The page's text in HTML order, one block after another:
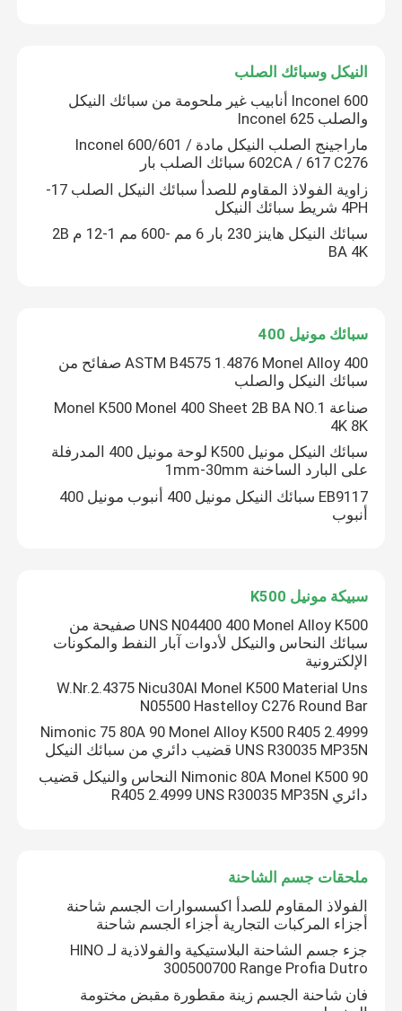
اترك رسالة
إرسال
النيكل وسبائك الصلب
Inconel 600 أنابيب غير ملحومة من سبائك النيكل
والصلب Inconel 625
ماراجينج الصلب النيكل مادة Inconel 600/601 /
602CA / 617 C276 سبائك الصلب بار
زاوية الفولاذ المقاوم للصدأ سبائك النيكل الصلب 17-
4PH شريط سبائك النيكل
سبائك النيكل هاينز 230 بار 6 مم -600 مم 1-12 م 2B
BA 4K
سبائك مونيل 400
ASTM B4575 1.4876 Monel Alloy 400 صفائح من
سبائك النيكل والصلب
صناعة Monel K500 Monel 400 Sheet 2B BA NO.1
4K 8K
سبائك النيكل مونيل K500 لوحة مونيل 400 المدرفلة
على البارد الساخنة 1mm-30mm
EB9117 سبائك النيكل مونيل 400 أنبوب مونيل 400
أنبوب
سبيكة مونيل K500
UNS N04400 400 Monel Alloy K500 صفيحة من
سبائك النحاس والنيكل لأدوات آبار النفط والمكونات
الإلكترونية
W.Nr.2.4375 Nicu30Al Monel K500 Material Uns
N05500 Hastelloy C276 Round Bar
Nimonic 75 80A 90 Monel Alloy K500 R405 2.4999
UNS R30035 MP35N قضيب دائري من سبائك النيكل
90 Nimonic 80A Monel K500 النحاس والنيكل قضيب
دائري R405 2.4999 UNS R30035 MP35N
ملحقات جسم الشاحنة
الفولاذ المقاوم للصدأ اكسسوارات الجسم شاحنة
أجزاء المركبات التجارية أجزاء الجسم شاحنة
جزء جسم الشاحنة البلاستيكية والفولاذية لـ HINO
300500700 Range Profia Dutro
فان شاحنة الجسم زينة مقطورة مقبض مختومة